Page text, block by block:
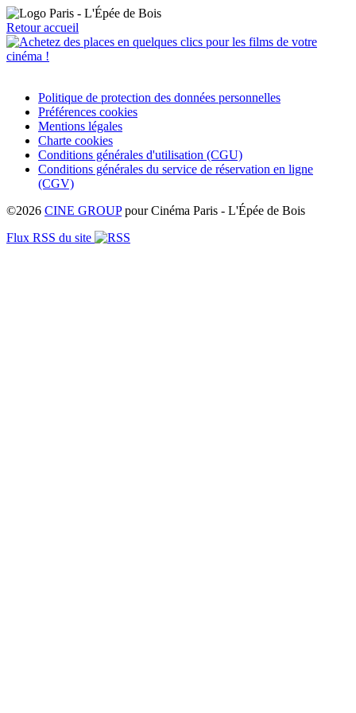
Retour accueil
Politique de protection des données personnelles
Préférences cookies
Mentions légales
Charte cookies
Conditions générales d'utilisation (CGU)
Conditions générales du service de réservation en ligne
(CGV)
©2026 CINE GROUPpour Cinéma Paris - L'Épée de Bois
Flux RSS du site